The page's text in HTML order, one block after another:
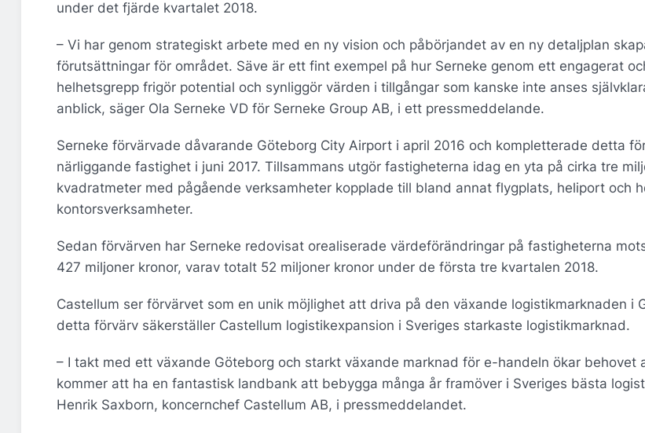
under det fjärde kvartalet 2018.
– Vi har genom strategiskt arbete med en ny vision och påbörjandet av en ny detaljplan
förutsättningar för området. Säve är ett fint exempel på hur Serneke genom ett engagerat
helhetsgrepp frigör potential och synliggör värden i tillgångar som kanske inte anses
anblick, säger Ola Serneke VD för Serneke Group AB, i ett pressmeddelande.
Serneke förvärvade dåvarande Göteborg City Airport i april 2016 och kompletterade detta
närliggande fastighet i juni 2017. Tillsammans utgör fastigheterna idag en yta på cirka tre
kvadratmeter med pågående verksamheter kopplade till bland annat flygplats, heliport och
kontorsverksamheter.
Sedan förvärven har Serneke redovisat orealiserade värdeförändringar på fastigheterna
427 miljoner kronor, varav totalt 52 miljoner kronor under de första tre kvartalen 2018.
Castellum ser förvärvet som en unik möjlighet att driva på den växande logistikmarknaden i
detta förvärv säkerställer Castellum logistikexpansion i Sveriges starkaste logistikmarknad.
– I takt med ett växande Göteborg och starkt växande marknad för e-handeln ökar behovet
kommer att ha en fantastisk landbank att bebygga många år framöver i Sveriges bästa
Henrik Saxborn, koncernchef Castellum AB, i pressmeddelandet.